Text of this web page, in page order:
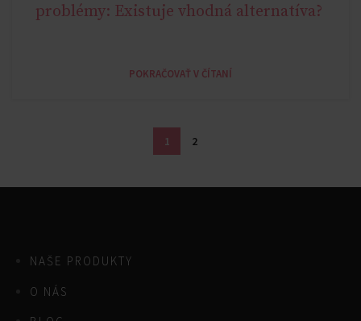
problémy: Existuje vhodná alternatíva?
POKRAČOVAŤ V ČÍTANÍ
1 2
NAŠE PRODUKTY
O NÁS